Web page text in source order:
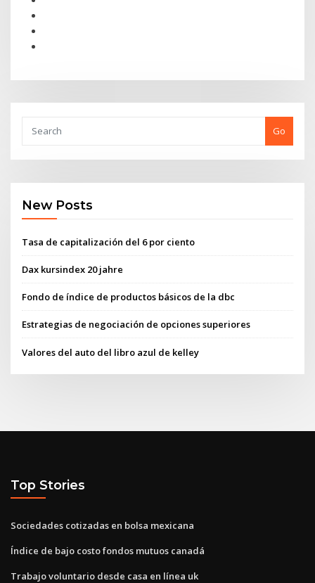
Go
New Posts
Tasa de capitalización del 6 por ciento
Dax kursindex 20 jahre
Fondo de índice de productos básicos de la dbc
Estrategias de negociación de opciones superiores
Valores del auto del libro azul de kelley
Top Stories
Sociedades cotizadas en bolsa mexicana
Índice de bajo costo fondos mutuos canadá
Trabajo voluntario desde casa en línea uk